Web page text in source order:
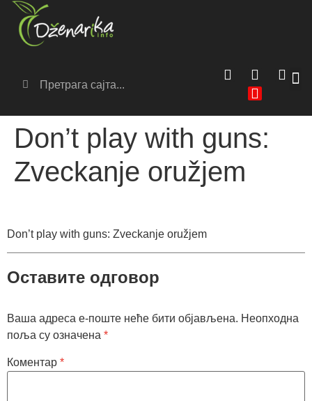
Don’t play with guns:
Zveckanje oružjem
Don’t play with guns: Zveckanje oružjem
Оставите одговор
Ваша адреса е-поште неће бити објављена. Неопходна
поља су означена *
Коментар *